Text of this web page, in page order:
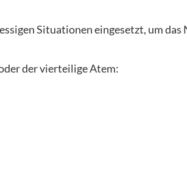
Situationen eingesetzt, um das
der vierteilige Atem: